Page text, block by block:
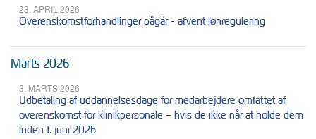
23. APRIL 2026
Overenskomstforhandlinger pågår - afvent lønregulering
Marts 2026
3. MARTS 2026
Udbetaling af uddannelsesdage for medarbejdere omfattet af
overenskomst for klinikpersonale – hvis de ikke når at holde dem
inden 1. juni 2026